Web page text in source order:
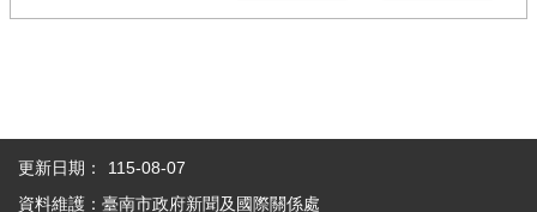
更新日期：
115-08-07
資料維護：臺南市政府新聞及國際關係處